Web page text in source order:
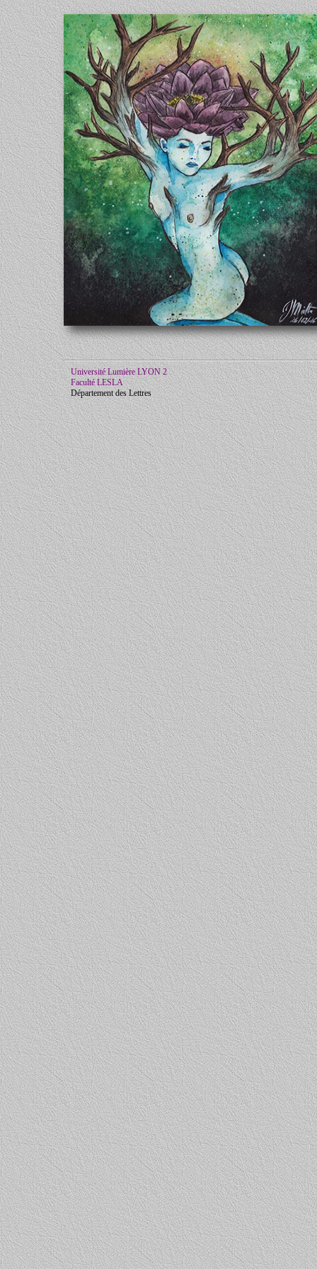
Université Lumière LYON 2
Faculté LESLA
Département des Lettres